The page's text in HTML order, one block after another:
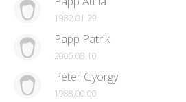
1982.01.29
Papp Patrik
2005.08.10
Péter György
1988.00.00